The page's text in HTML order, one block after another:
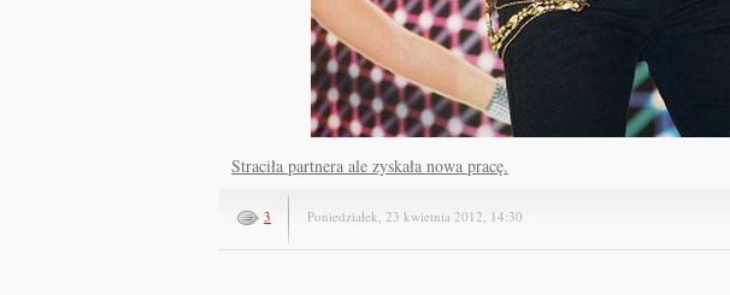
Straciła partnera ale zyskała nowa pracę.
3 Poniedziałek, 23 kwietnia 2012, 14:30